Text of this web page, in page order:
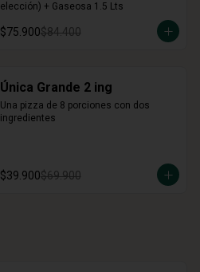
elección) + Gaseosa 1.5 Lts
$75.900$84.400
Única Grande 2 ing
Una pizza de 8 porciones con dos
ingredientes
$39.900$69.900